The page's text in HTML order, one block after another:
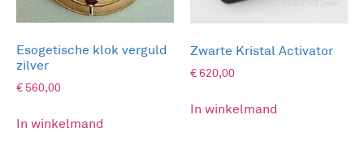
ook voor schoonheidsverzorging leert u hoe u met
Gebruik Lichtset
Esogetische klok verguld
zilver
€ 560,00
In winkelmand
Zwarte Kristal Activator
€620,00
In winkelmand